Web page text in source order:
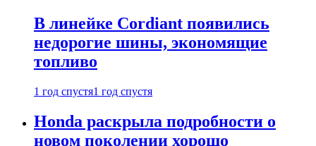
В линейке Cordiant появились
недорогие шины, экономящие
топливо
1 год спустя1 год спустя
Honda раскрыла подробности о
новом поколении хорошо